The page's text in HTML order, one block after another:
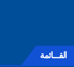
القـــائمة